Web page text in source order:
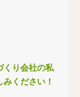
くり会社の私
ください！